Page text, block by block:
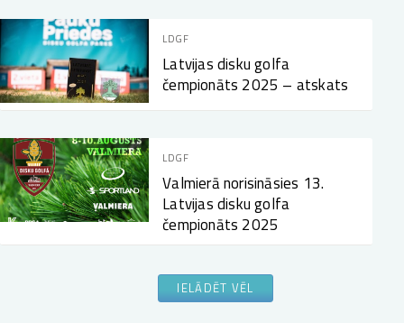
LDGF
Latvijas disku golfa
čempionāts 2025 – atskats
LDGF
Valmierā norisināsies 13.
Latvijas disku golfa
čempionāts 2025
IELĀDĒT VĒL